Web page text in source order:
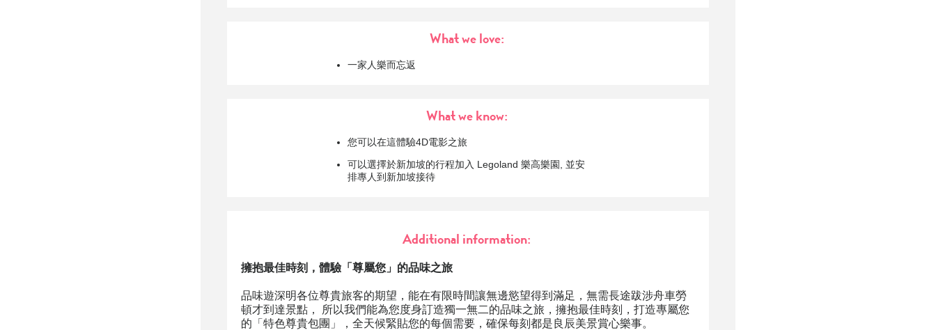
What we love:
一家人樂而忘返
What we know:
您可以在這體驗4D電影之旅
可以選擇於新加坡的行程加入 Legoland 樂高樂園, 並安
排專人到新加坡接待
Additional information:
擁抱最佳時刻，體驗「尊屬您」的品味之旅
品味遊深明各位尊貴旅客的期望，能在有限時間讓無邊慾望得到滿足，無需長途跋涉舟車勞
頓才到達景點， 所以我們能為您度身訂造獨一無二的品味之旅，擁抱最佳時刻，打造專屬您
的「特色尊貴包團」，全天候緊貼您的每個需要，確保每刻都是良辰美景賞心樂事。